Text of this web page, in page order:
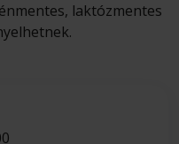
laktózmentes